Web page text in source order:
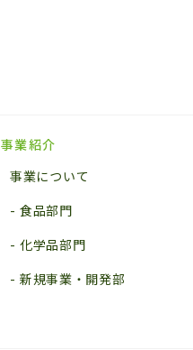
事業紹介
事業について
食品部門
化学品部門
新規事業・開発部